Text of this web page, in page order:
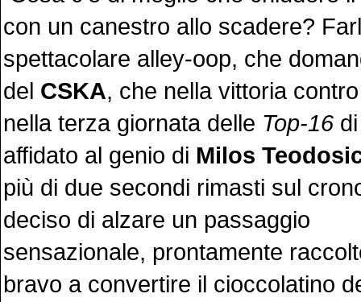
con un canestro allo scadere?
spettacolare alley-oop, che
del CSKA, che nella vittoria
nella terza giornata delle Top-16
affidato al genio di Milos
più di due secondi rimasti sul
deciso di alzare un passaggio
sensazionale, prontamente
bravo a convertire il cioccolatino